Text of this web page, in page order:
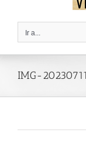
Ir a...
IMG-